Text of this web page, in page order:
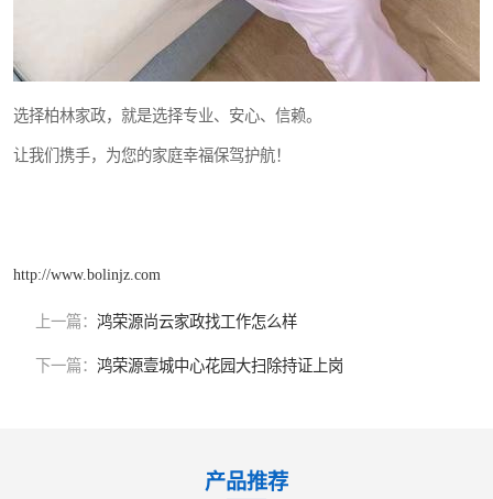
选择柏林家政，就是选择专业、安心、信赖。
让我们携手，为您的家庭幸福保驾护航！
http://www.bolinjz.com
上一篇： 鸿荣源尚云家政找工作怎么样
下一篇： 鸿荣源壹城中心花园大扫除持证上岗
产品推荐